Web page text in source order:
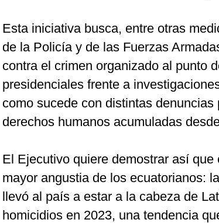
Esta iniciativa busca, entre otras
de la Policía y de las Fuerzas
contra el crimen organizado al punto
presidenciales frente a
como sucede con distintas
derechos humanos acumuladas
El Ejecutivo quiere demostrar así que
mayor angustia de los ecuatorianos:
llevó al país a estar a la cabeza de
homicidios en 2023, una tendencia